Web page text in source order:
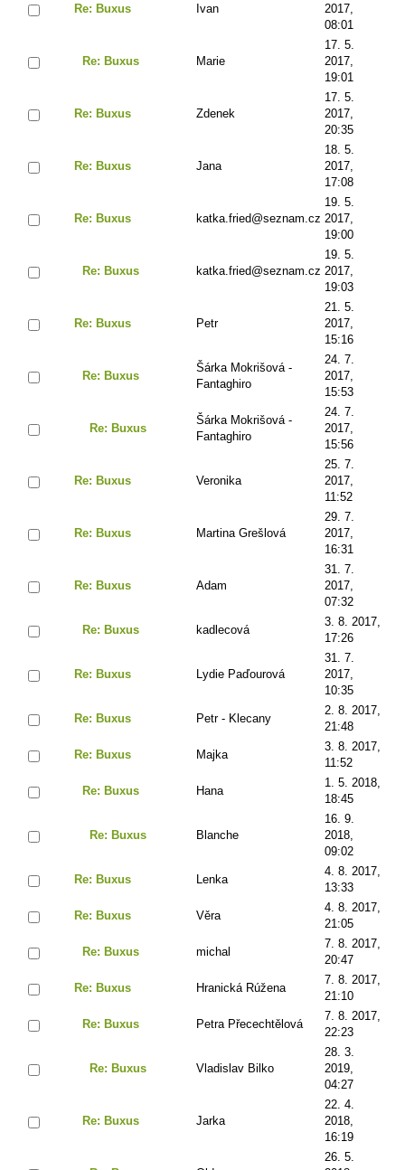
Re: Buxus Ivan
2017,
08:01
Re: Buxus Marie
17. 5.
2017,
19:01
Re: Buxus Zdenek
17. 5.
2017,
20:35
Re: Buxus Jana
18. 5.
2017,
17:08
Re: Buxus katka.fried@seznam.cz
19. 5.
2017,
19:00
Re: Buxus katka.fried@seznam.cz
19. 5.
2017,
19:03
Re: Buxus Petr
21. 5.
2017,
15:16
Re: Buxus
Šárka Mokrišová -
Fantaghiro
24. 7.
2017,
15:53
Re: Buxus
Šárka Mokrišová -
Fantaghiro
24. 7.
2017,
15:56
Re: Buxus Veronika
25. 7.
2017,
11:52
Re: Buxus Martina Grešlová
29. 7.
2017,
16:31
Re: Buxus Adam
31. 7.
2017,
07:32
Re: Buxus kadlecová
3. 8. 2017,
17:26
Re: Buxus Lydie Paďourová
31. 7.
2017,
10:35
Re: Buxus Petr - Klecany
2. 8. 2017,
21:48
Re: Buxus Majka
3. 8. 2017,
11:52
Re: Buxus Hana
1. 5. 2018,
18:45
Re: Buxus Blanche
16. 9.
2018,
09:02
Re: Buxus Lenka
4. 8. 2017,
13:33
Re: Buxus Věra
4. 8. 2017,
21:05
Re: Buxus michal
7. 8. 2017,
20:47
Re: Buxus Hranická Rúžena
7. 8. 2017,
21:10
Re: Buxus Petra Přecechtělová
7. 8. 2017,
22:23
Re: Buxus Vladislav Bilko
28. 3.
2019,
04:27
Re: Buxus Jarka
22. 4.
2018,
16:19
26. 5.